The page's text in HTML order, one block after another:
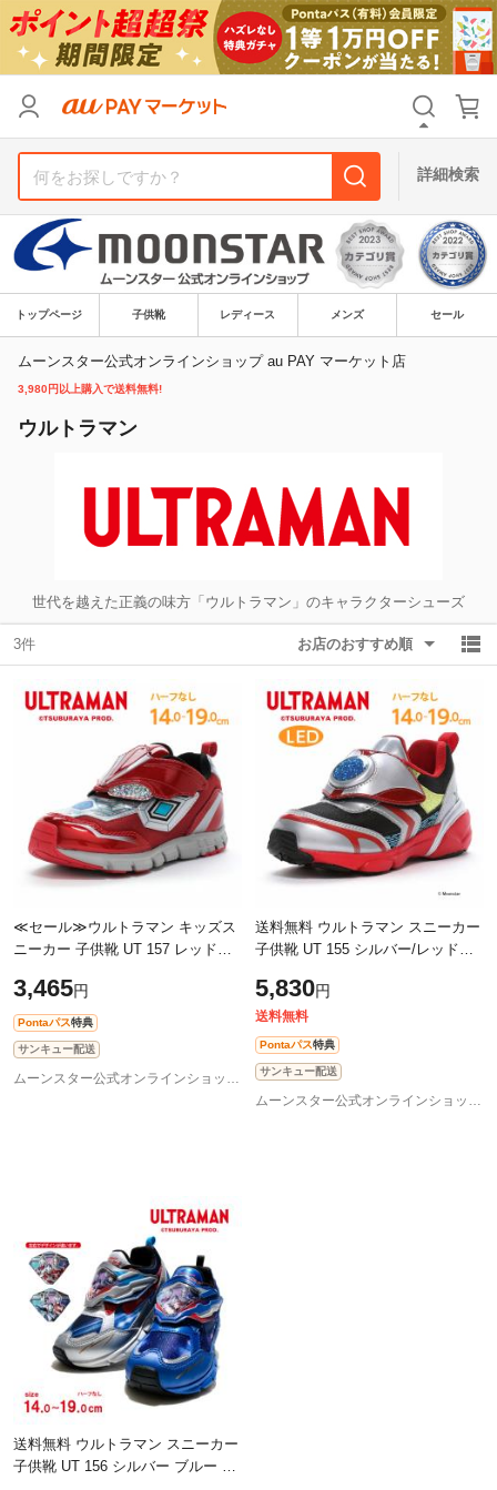
詳細検索
トップページ 子供靴 レディース メンズ セール
ムーンスター公式オンラインショップ au PAY マーケット店
3,980円以上購入で送料無料!
ウルトラマン
世代を越えた正義の味方「ウルトラマン」のキャラクターシューズ
3件 お店のおすすめ順
≪セール≫ウルトラマン キッズス
ニーカー 子供靴 UT 157 レッド
ズ ウルトラマンオメガ 新シリー
ズ 抗
3,465円
Pontaパス特典
サンキュー配送
ムーンスター公式オンラインショップ au PAY マーケット店
送料無料 ウルトラマン スニーカー
子供靴 UT 155 シルバー/レッド
5,830円
送料無料
Pontaパス特典
サンキュー配送
ムーンスター公式オンラインショップ au PAY マーケット店
送料無料 ウルトラマン スニーカー
子供靴 UT 156 シルバー ブルー 蓄
支払い方法
その他の条件
送料無料 タイムセール
Pontaパス特典対象すべて ポイントUPセレクトのみ
リセット
支払い方法
その他の条件
送料無料 タイムセール
Pontaパス特典対象すべて ポイントUPセレクトのみ